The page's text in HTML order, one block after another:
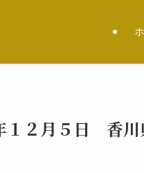
１２月５日 香